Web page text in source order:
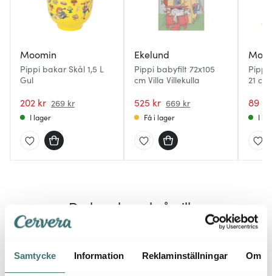
Samtycke Information Reklaminställningar Om
Moomin
Pippi bakar Skål 1,5 L
Gul
202 kr 269 kr
I lager
Ekelund
Pippi babyfilt 72x105
cm Villa Villekulla
525 kr 669 kr
Få i lager
Pippi
21
89 kr
I
Du kanske också gillar